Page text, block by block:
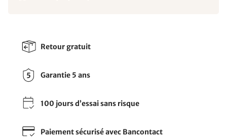
Retour gratuit
Garantie 5 ans
100 jours d’essai sans risque
Paiement sécurisé avec Bancontact